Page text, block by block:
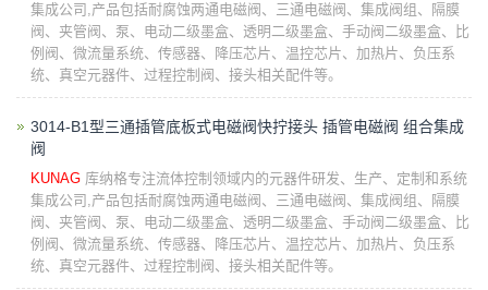
集成公司,产品包括耐腐蚀两通电磁阀、三通电磁阀、集成阀组、隔膜
阀、夹管阀、泵、电动二级墨盒、透明二级墨盒、手动阀二级墨盒、比
例阀、微流量系统、传感器、降压芯片、温控芯片、加热片、负压系
统、真空元器件、过程控制阀、接头相关配件等。
3014-B1型三通插管底板式电磁阀快拧接头 插管电磁阀 组合集成
阀
KUNAG 库纳格专注流体控制领域内的元器件研发、生产、定制和系统
集成公司,产品包括耐腐蚀两通电磁阀、三通电磁阀、集成阀组、隔膜
阀、夹管阀、泵、电动二级墨盒、透明二级墨盒、手动阀二级墨盒、比
例阀、微流量系统、传感器、降压芯片、温控芯片、加热片、负压系
统、真空元器件、过程控制阀、接头相关配件等。